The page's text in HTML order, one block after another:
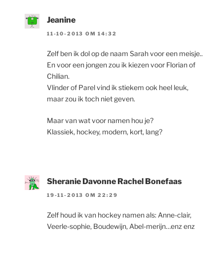
Jeanine
11-10-2013 OM 14:32
Zelf ben ik dol op de naam Sarah voor een meisje..
En voor een jongen zou ik kiezen voor Florian of
Chilian.
Vlinder of Parel vind ik stiekem ook heel leuk,
maar zou ik toch niet geven.
Maar van wat voor namen hou je?
Klassiek, hockey, modern, kort, lang?
Sheranie Davonne Rachel Bonefaas
19-11-2013 OM 22:29
Zelf houd ik van hockey namen als: Anne-clair,
Veerle-sophie, Boudewijn, Abel-merijn…enz enz